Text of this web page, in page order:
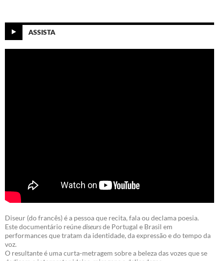
ASSISTA
Diseur (do francês) é a pessoa que recita, fala ou declama poesia.
Este documentário reúnediseursde Portugal e Brasil em
performances que tratam da identidade, da expressão e do tempo da
voz.
O resultante é uma curta-metragem sobre a beleza das vozes que se